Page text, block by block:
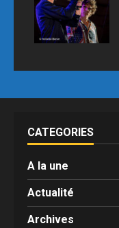
CATEGORIES
A la une
Actualité
Archives